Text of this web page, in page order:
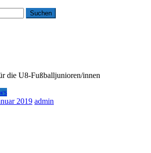
die U8-Fußballjunioren/innen
2019 admin